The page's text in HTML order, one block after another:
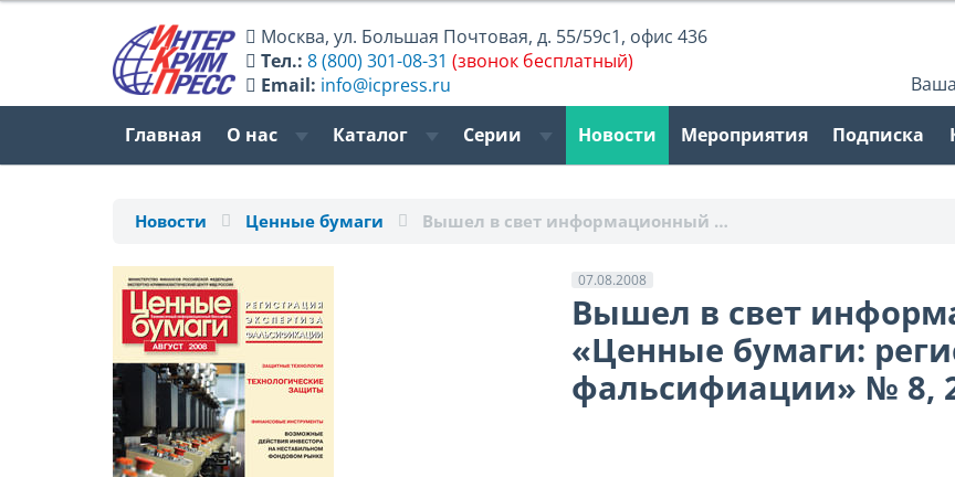
Москва,ул. Большая Почтовая, д. 55/59с1, офис 436
Тел.: 8 (800) 301-08-31 (звонок бесплатный)
Email: info@icpress.ru
Главная О нас Каталог Серии Новости Мероприятия Подписка
Новости Ценные бумаги Вышел в свет информационный …
07.08.2008
Вышел в свет
«Ценные бумаги:
фальсифиации» № 8,